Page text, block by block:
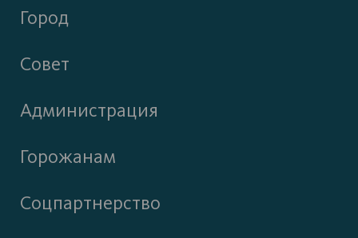
Город
Совет
Администрация
Горожанам
Соцпартнерство